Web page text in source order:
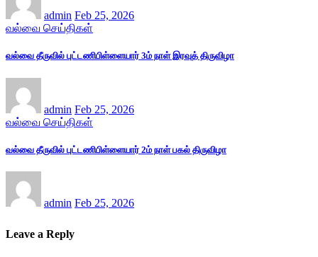
admin Feb 25, 2026
வல்வை செய்திகள்
வல்வை தீருவில் புட்டணிபிள்ளையார் 3ம் நாள் இரவுத் திருவிழா
admin Feb 25, 2026
வல்வை செய்திகள்
வல்வை தீருவில் புட்டணிபிள்ளையார் 2ம் நாள் பகல் திருவிழா
admin Feb 25, 2026
Leave a Reply